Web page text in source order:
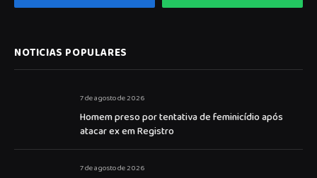
NOTICIAS POPULARES
7 de agosto de 2026
Homem preso por tentativa de feminicídio após
atacar ex em Registro
7 de agosto de 2026